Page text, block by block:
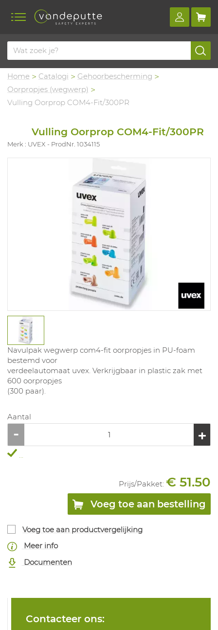
Home Catalogi
Gehoorbescherming
Oorpropjes (wegwerp)
Vulling Oorprop COM4-Fit/300PR
Vulling Oorprop COM4-Fit/300PR
Merk : UVEX ProdNr. 1034115
Navulpak wegwerp com4-fit oorpropjes in PU-foam
bestemd voor
verdeelautomaat uvex. Verkrijgbaar in plastic zak met
600 oorpropjes
(300 paar).
Aantal
...
Prijs/Pakket: € 51.50
Voeg toe aan bestelling
Voeg toe aan productvergelijking
Meer info
Documenten
Contacteer ons: